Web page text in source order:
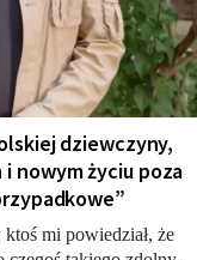
dziewczyny,
nowym życiu poza
mi powiedział, że